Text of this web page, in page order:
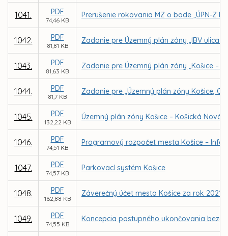
1041. PDF
74,46 KB
Prerušenie rokovania MZ o bode „ÚPN-Z
1042. PDF
81,81 KB
Zadanie pre Územný plán zóny „IBV ulica
1043. PDF
81,63 KB
Zadanie pre Územný plán zóny „Košice –
1044. PDF
81,7 KB
Zadanie pre „Územný plán zóny Košice,
1045. PDF
132,22 KB
Územný plán zóny Košice – Košická Nová
1046. PDF
74,51 KB
Programový rozpočet mesta Košice –
1047. PDF
74,57 KB
Parkovací systém Košice
1048. PDF
162,88 KB
Záverečný účet mesta Košice za rok 2021
1049. PDF
74,55 KB
Koncepcia postupného ukončovania